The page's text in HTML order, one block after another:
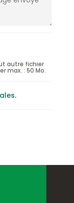
autre fichier
max. : 50 Mo.
.